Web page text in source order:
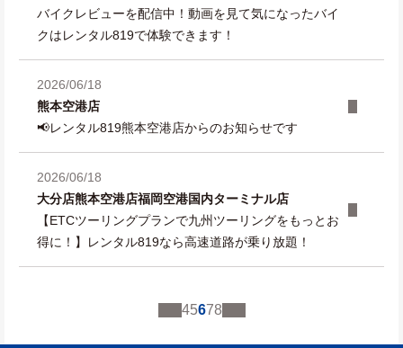
バイクレビューを配信中！動画を見て気になったバイ
クはレンタル819で体験できます！
2026/06/18
熊本空港店
📢レンタル819熊本空港店からのお知らせです
2026/06/18
大分店熊本空港店福岡空港国内ターミナル店
【ETCツーリングプランで九州ツーリングをもっとお
得に！】レンタル819なら高速道路が乗り放題！
45678